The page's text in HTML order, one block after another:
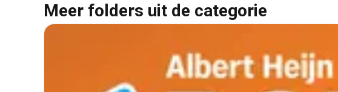
Meer folders uit de categorie